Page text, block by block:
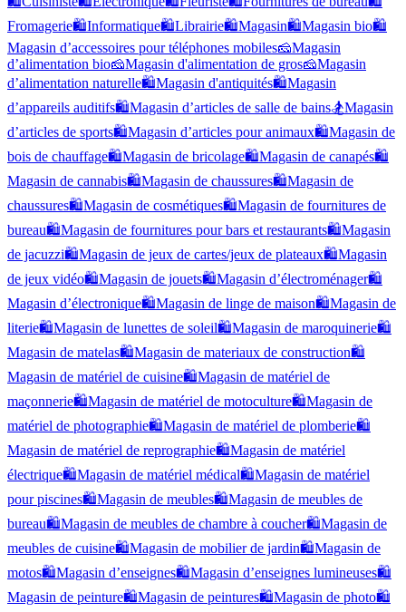
Fromagerie🛍️Informatique🛍️Librairie🛍️Magasin🛍️Magasin bio🛍️
Magasin d’accessoires pour téléphones mobiles🧀Magasin
d’alimentation bio🧀Magasin d'alimentation de gros🧀Magasin
d’alimentation naturelle🛍️Magasin d'antiquités🛍️Magasin
d’appareils auditifs🛍️Magasin d’articles de salle de bains🏂Magasin
d’articles de sports🛍️Magasin d’articles pour animaux🛍️Magasin de
bois de chauffage🛍️Magasin de bricolage🛍️Magasin de canapés🛍️
Magasin de cannabis🛍️Magasin de chaussures🛍️Magasin de
chaussures🛍️Magasin de cosmétiques🛍️Magasin de fournitures de
bureau🛍️Magasin de fournitures pour bars et restaurants🛍️Magasin
de jacuzzi🛍️Magasin de jeux de cartes/jeux de plateaux🛍️Magasin
de jeux vidéo🛍️Magasin de jouets🛍️Magasin d’électroménager🛍️
Magasin d’électronique🛍️Magasin de linge de maison🛍️Magasin de
literie🛍️Magasin de lunettes de soleil🛍️Magasin de maroquinerie🛍️
Magasin de matelas🛍️Magasin de materiaux de construction🛍️
Magasin de matériel de cuisine🛍️Magasin de matériel de
maçonnerie🛍️Magasin de matériel de motoculture🛍️Magasin de
matériel de photographie🛍️Magasin de matériel de plomberie🛍️
Magasin de matériel de reprographie🛍️Magasin de matériel
électrique🛍️Magasin de matériel médical🛍️Magasin de matériel
pour piscines🛍️Magasin de meubles🛍️Magasin de meubles de
bureau🛍️Magasin de meubles de chambre à coucher🛍️Magasin de
meubles de cuisine🛍️Magasin de mobilier de jardin🛍️Magasin de
motos🛍️Magasin d’enseignes🛍️Magasin d’enseignes lumineuses🛍️
Magasin de peinture🛍️Magasin de peintures🛍️Magasin de photo🛍️